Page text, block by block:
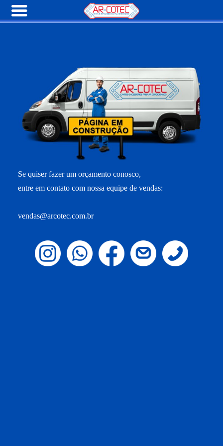
Se quiser fazer um orçamento conosco,
entre em contato com nossa equipe de vendas:
vendas@arcotec.com.br